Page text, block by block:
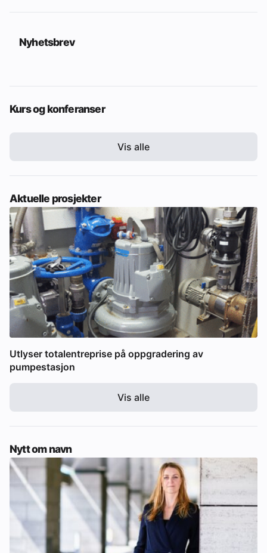
Nyhetsbrev
Kurs og konferanser
Vis alle
Aktuelle prosjekter
Utlyser totalentreprise på oppgradering av
pumpestasjon
Vis alle
Nytt om navn